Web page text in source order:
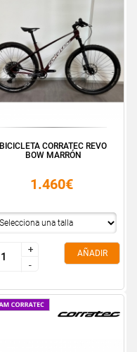
BICICLETA CORRATEC REVO
BOW MARRÓN
1.460€
+
-
+
-
AÑADIR